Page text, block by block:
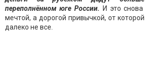
переполнённом юге России. И это снова
мечтой, а дорогой привычкой, от
далеко не все.